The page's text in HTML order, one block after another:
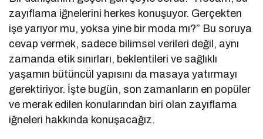
zayıflama iğnelerini herkes konuşuyor. Gerçekten
işe yarıyor mu, yoksa yine bir moda mı?” Bu soruya
cevap vermek, sadece bilimsel verileri değil, aynı
zamanda etik sınırları, beklentileri ve sağlıklı
yaşamın bütüncül yapısını da masaya yatırmayı
gerektiriyor. İşte bugün, son zamanların en popüler
ve merak edilen konularından biri olan zayıflama
iğneleri hakkında konuşacağız.